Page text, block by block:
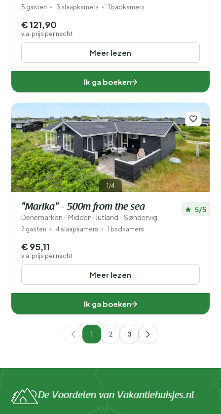
5 gasten 3 slaapkamers 1 badkamers
Meer lezen
€ 121,90
v.a. prijs per nacht
Ik ga boeken
1/4
"Marika" - 500m from the sea
Denemarken - Midden-Jutland - Søndervig
5/5
7 gasten 4 slaapkamers 1 badkamers
Meer lezen
€ 95,11
v.a. prijs per nacht
Ik ga boeken
1 2 3
De Voordelen van Vakantiehuisjes.nl